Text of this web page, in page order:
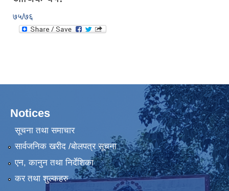
७५/७६
Notices
सूचना तथा समाचार
सार्वजनिक खरीद /बोलपत्र सूचना
एन, कानुन तथा निर्देशिका
कर तथा शुल्कहरु